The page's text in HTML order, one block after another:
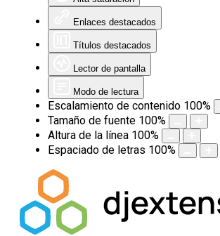
Enlaces destacados
Títulos destacados
Lector de pantalla
Modo de lectura
Escalamiento de contenido 100%
Tamaño de fuente 100%
Altura de la línea 100%
Espaciado de letras 100%